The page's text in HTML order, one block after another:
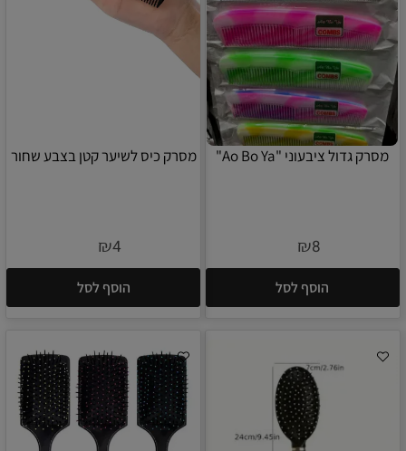
מסרק גדול ציבעוני "Ao Bo Ya"
₪8
הוסף לסל
מסרק כיס לשיער קטן בצבע שחור
₪4
הוסף לסל